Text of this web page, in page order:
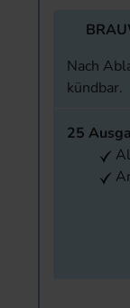
Nach
kündbar.
25